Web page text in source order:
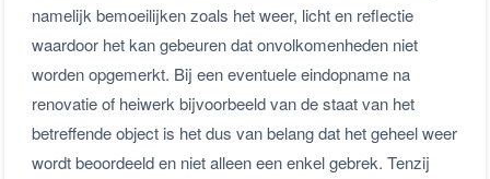
namelijk bemoeilijken zoals het weer, licht en reflectie
waardoor het kan gebeuren dat onvolkomenheden niet
worden opgemerkt. Bij een eventuele eindopname na
renovatie of heiwerk bijvoorbeeld van de staat van het
betreffende object is het dus van belang dat het geheel weer
wordt beoordeeld en niet alleen een enkel gebrek. Tenzij